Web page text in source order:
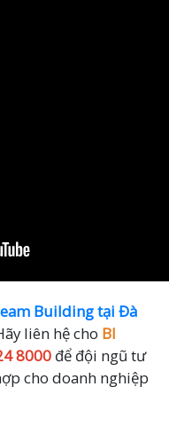
Building tại Đà
liên hệ cho BI
8000 để đội ngũ tư
cho doanh nghiệp